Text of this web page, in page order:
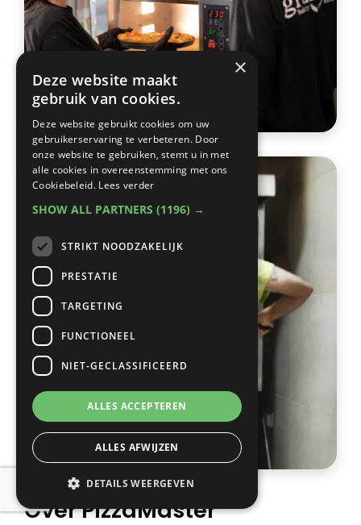
Over PizzaMaster
×
Deze website maakt
gebruik van cookies.
Deze website gebruikt cookies om uw
gebruikerservaring te verbeteren. Door
onze website te gebruiken, stemt u in met
alle cookies in overeenstemming met ons
Cookiebeleid. Lees verder
SHOW ALL PARTNERS (1196) →
STRIKT NOODZAKELIJK
PRESTATIE
TARGETING
FUNCTIONEEL
NIET-GECLASSIFICEERD
ALLES ACCEPTEREN
ALLES AFWIJZEN
DETAILS WEERGEVEN